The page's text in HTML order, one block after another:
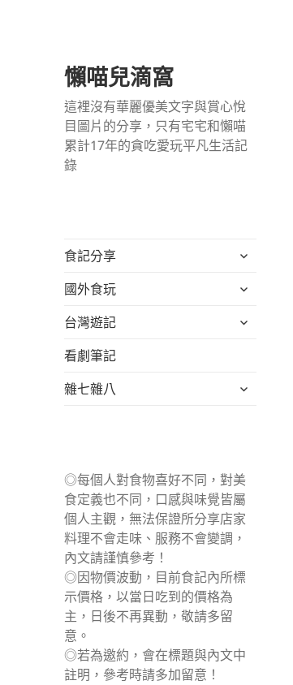
懶喵兒滴窩
這裡沒有華麗優美文字與賞心悅
目圖片的分享，只有宅宅和懶喵
累計17年的貪吃愛玩平凡生活記
錄
食記分享
展
子
單
國外食玩
展
子
台灣遊記
展
單
看劇筆記
雜七雜八
展
◎每個人對食物喜好不同，對美
食定義也不同，口感與味覺皆屬
個人主觀，無法保證所分享店家
料理不會走味、服務不會變調，
內文請謹慎參考！
◎因物價波動，目前食記內所標
示價格，以當日吃到的價格為
主，日後不再異動，敬請多留
意。
◎若為邀約，會在標題與內文中
註明，參考時請多加留意！